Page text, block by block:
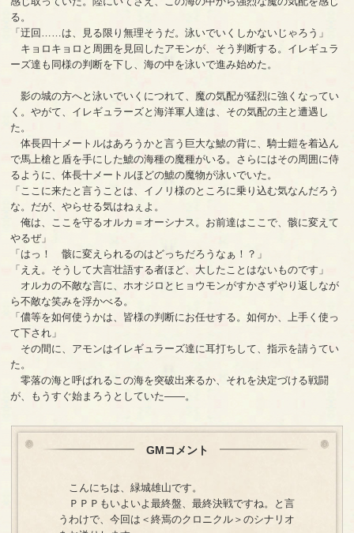
る。
「迂回……は、見る限り無理そうだ。泳いでいくしかないじゃろう」
キョロキョロと周囲を見回したアモンが、そう判断する。イレギュラ
ーズ達も同様の判断を下し、海の中を泳いで進み始めた。
影の城の方へと泳いでいくにつれて、魔の気配が猛烈に強くなってい
く。やがて、イレギュラーズと海洋軍人達は、その気配の主と遭遇し
た。
体長四十メートルはあろうかと言う巨大な鯱の背に、騎士鎧を着込ん
で馬上槍と盾を手にした鯱の海種の魔種がいる。さらにはその周囲に侍
るように、体長十メートルほどの鯱の魔物が泳いでいた。
「ここに来たと言うことは、イノリ様のところに乗り込む気なんだろう
な。だが、やらせる気はねぇよ。
俺は、ここを守るオルカ＝オーシナス。お前達はここで、骸に変えて
やるぜ」
「はっ！ 骸に変えられるのはどっちだろうなぁ！？」
「ええ。そうして大言壮語する者ほど、大したことはないものです」
オルカの不敵な言に、ホオジロとヒョウモンがすかさずやり返しなが
ら不敵な笑みを浮かべる。
「儂等を如何使うかは、皆様の判断にお任せする。如何か、上手く使っ
て下され」
その間に、アモンはイレギュラーズ達に耳打ちして、指示を請うてい
た。
零落の海と呼ばれるこの海を突破出来るか、それを決定づける戦闘
が、もうすぐ始まろうとしていた――。
GMコメント
こんにちは、緑城雄山です。
ＰＰＰもいよいよ最終盤、最終決戦ですね。と言
うわけで、今回は＜終焉のクロニクル＞のシナリオ